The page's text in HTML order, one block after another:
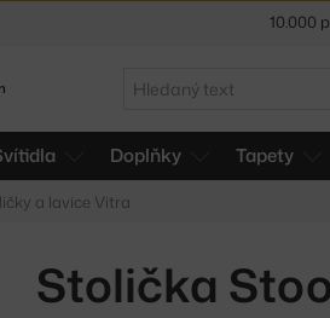
Hledat
Doplňky Tapety
a lavice Vitra
Stolička